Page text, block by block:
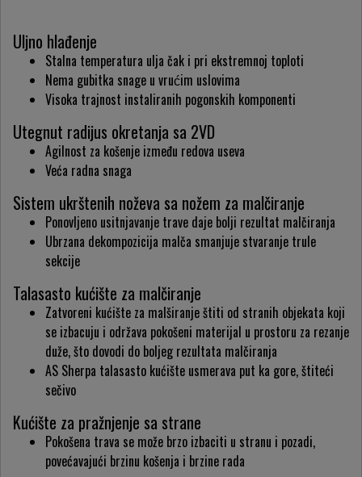
Uljno hlađenje
Stalna temperatura ulja čak i pri ekstremnoj toploti
Nema gubitka snage u vrućim uslovima
Visoka trajnost instaliranih pogonskih komponenti
Utegnut radijus okretanja sa 2VD
Agilnost za košenje između redova useva
Veća radna snaga
Sistem ukrštenih noževa sa nožem za malčiranje
Ponovljeno usitnjavanje trave daje bolji rezultat malčiranja
Ubrzana dekompozicija malča smanjuje stvaranje trule
sekcije
Talasasto kućište za malčiranje
Zatvoreni kućište za malširanje štiti od stranih objekata koji
se izbacuju i održava pokošeni materijal u prostoru za rezanje
duže, što dovodi do boljeg rezultata malčiranja
AS Sherpa talasasto kućište usmerava put ka gore, štiteći
sečivo
Kućište za pražnjenje sa strane
Pokošena trava se može brzo izbaciti u stranu i pozadi,
povećavajući brzinu košenja i brzine rada